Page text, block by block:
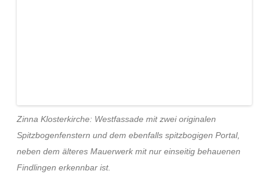
Zinna Klosterkirche: Westfassade mit zwei originalen
Spitzbogenfenstern und dem ebenfalls spitzbogigen Portal,
neben dem älteres Mauerwerk mit nur einseitig behauenen
Findlingen erkennbar ist.